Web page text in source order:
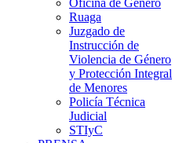
Oficina de Género
Ruaga
Juzgado de
Instrucción de
Violencia de Género
y Protección Integral
de Menores
Policía Técnica
Judicial
STIyC